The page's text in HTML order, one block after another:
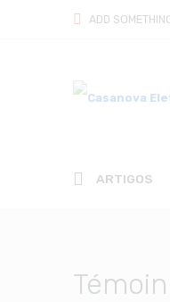
ADD
ARTIGOS